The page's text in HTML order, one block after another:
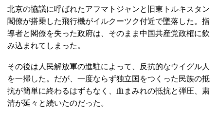
北京の協議に呼ばれたアフマトジャンと旧東トルキスタン
閣僚が搭乗した飛行機がイルクーツク付近で墜落した。指
導者と閣僚を失った政府は、そのまま中国共産党政権に飲
み込まれてしまった。
その後は人民解放軍の進駐によって、反抗的なウイグル人
を一掃した。だが、一度ならず独立国をつくった民族の抵
抗が簡単に終わるはずもなく、血まみれの抵抗と弾圧、粛
清が延々と続いたのだった。